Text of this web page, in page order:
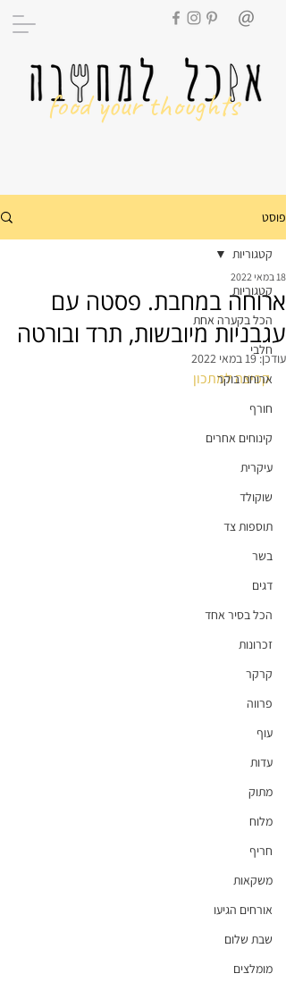
food your thoughts
פוסט
קטגוריות
הכל בקערה אחת
חלבי
ארוחת בוקר
חורף
קינוחים אחרים
עיקרית
שוקולד
תוספות צד
בשר
דגים
הכל בסיר אחד
זכרונות
קרקר
פרווה
עוף
עדות
מתוק
מלוח
חריף
משקאות
אורחים הגיעו
שבת שלום
מומלצים
קטגוריות
ארוחה במחבת. פסטה עם
עגבניות מיובשות, תרד ובורטה
18 במאי 2022
עודכן:19 במאי 2022
קפיצה למתכון